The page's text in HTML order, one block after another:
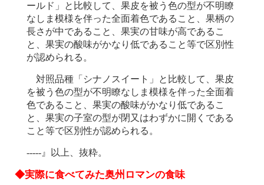
ールド」と比較して、果皮を被う色の型が不明瞭
なしま模様を伴った全面着色であること、果柄の
長さが中であること、果実の甘味が高であるこ
と、果実の酸味がかなり低であること等で区別性
が認められる。
対照品種「シナノスイート」と比較して、果皮
を被う色の型が不明瞭なしま模様を伴った全面着
色であること、果実の酸味がかなり低であるこ
と、果実の子室の型が閉又はわずかに開くである
こと等で区別性が認められる。
-----』以上、抜粋。
◆実際に食べてみた奥州ロマンの食味